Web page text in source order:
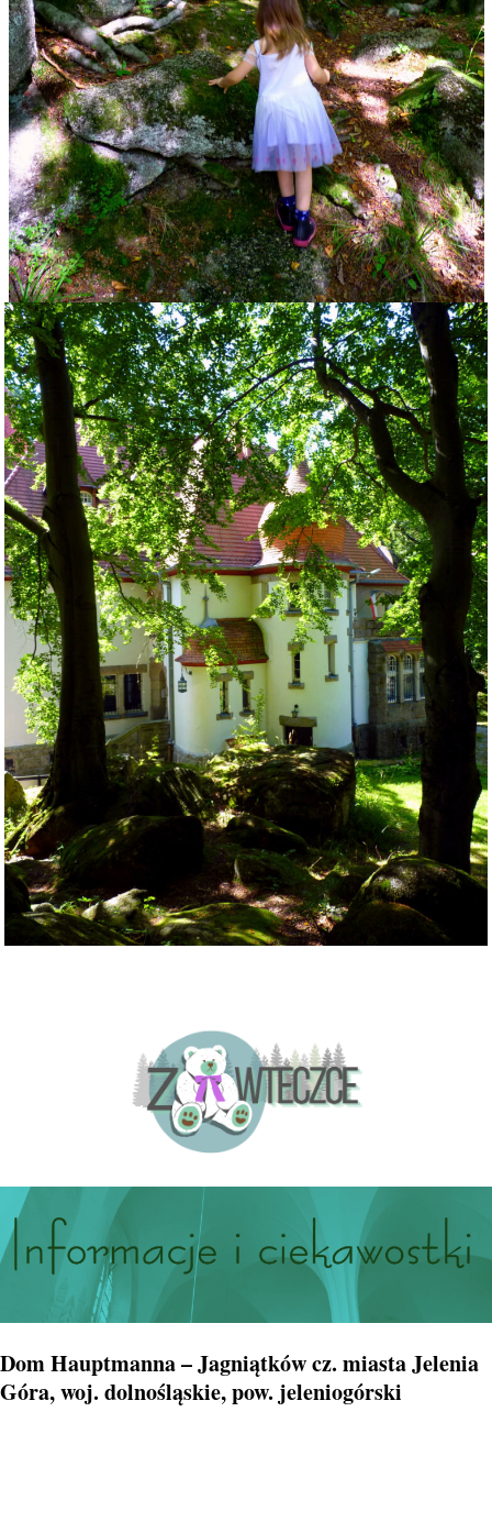
Dom Hauptmanna – Jagniątków cz. miasta Jelenia
Góra, woj. dolnośląskie, pow. jeleniogórski